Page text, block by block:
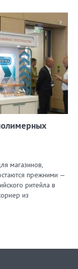
магазинов,
прежними —
ритейла в
из